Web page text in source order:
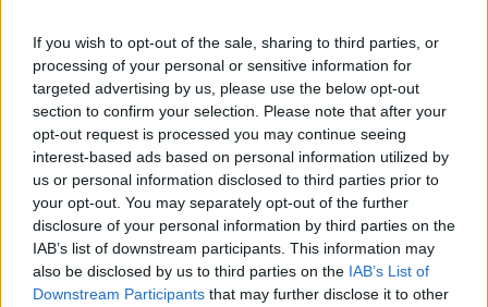
If you wish to opt-out of the sale, sharing to third parties, or
processing of your personal or sensitive information for
targeted advertising by us, please use the below opt-out
section to confirm your selection. Please note that after your
opt-out request is processed you may continue seeing
interest-based ads based on personal information utilized by
us or personal information disclosed to third parties prior to
your opt-out. You may separately opt-out of the further
disclosure of your personal information by third parties on the
IAB’s list of downstream participants. This information may
also be disclosed by us to third parties on the IAB’s List of
Downstream Participants that may further disclose it to other
ΚΟΣΜΟΣ09·08·2026 07:44
Η αυτοκρατορία του «Έντικ» και ο «μεγάλος»
που φέρεται να βρίσκεται πίσω του – Τι ορίζει ο
όρος Greek Mafia